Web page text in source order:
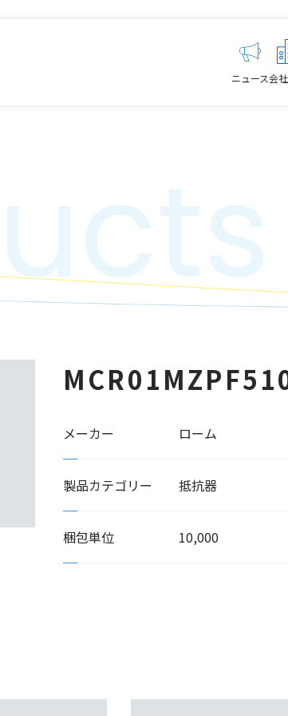
ニュース会
メーカー ローム
製品カテゴリー 抵抗器
梱包単位 10,000